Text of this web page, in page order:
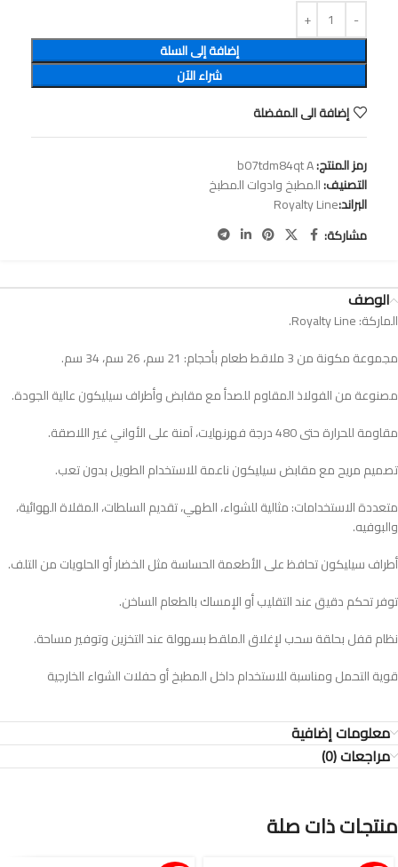
إضافة إلى السلة
شراء الآن
إضافة الى المفضلة
رمز المنتج:b07tdm84qt A
التصنيف:المطبخ وادوات المطبخ
البراند:Royalty Line
مشاركة:
الوصف
الماركة: Royalty Line.
مجموعة مكونة من 3 ملاقط طعام بأحجام: 21 سم، 26 سم، 34 سم.
مصنوعة من الفولاذ المقاوم للصدأ مع مقابض وأطراف سيليكون عالية الجودة.
مقاومة للحرارة حتى 480 درجة فهرنهايت، آمنة على الأواني غير اللاصقة.
تصميم مريح مع مقابض سيليكون ناعمة للاستخدام الطويل بدون تعب.
متعددة الاستخدامات: مثالية للشواء، الطهي، تقديم السلطات، المقلاة الهوائية،
والبوفيه.
أطراف سيليكون تحافظ على الأطعمة الحساسة مثل الخضار أو الحلويات من التلف.
توفر تحكم دقيق عند التقليب أو الإمساك بالطعام الساخن.
نظام قفل بحلقة سحب لإغلاق الملقط بسهولة عند التخزين وتوفير مساحة.
قوية التحمل ومناسبة للاستخدام داخل المطبخ أو حفلات الشواء الخارجية
معلومات إضافية
مراجعات (0)
منتجات ذات صلة